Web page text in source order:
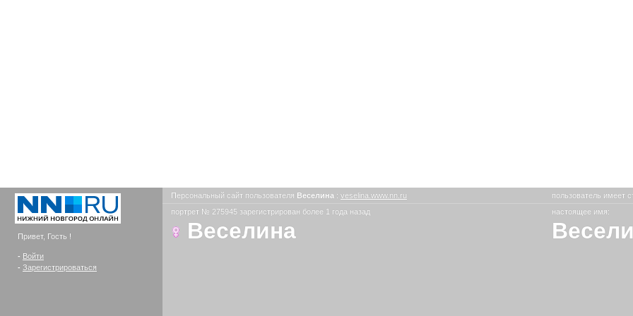
Привет, Гость !
- Войти
- Зарегистрироваться
Персональный сайт пользователя Веселина : veselina.www.nn.ru пользователь имеет
портрет № 275945 зарегистрирован более 1 года назад
Веселина
настоящее имя: